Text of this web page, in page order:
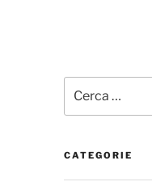
CATEGORIE